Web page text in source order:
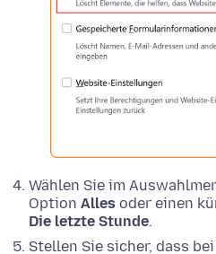
Wählen Sie im
Option Alles oder einen
Die letzte Stunde.
Stellen Sie sicher, dass bei